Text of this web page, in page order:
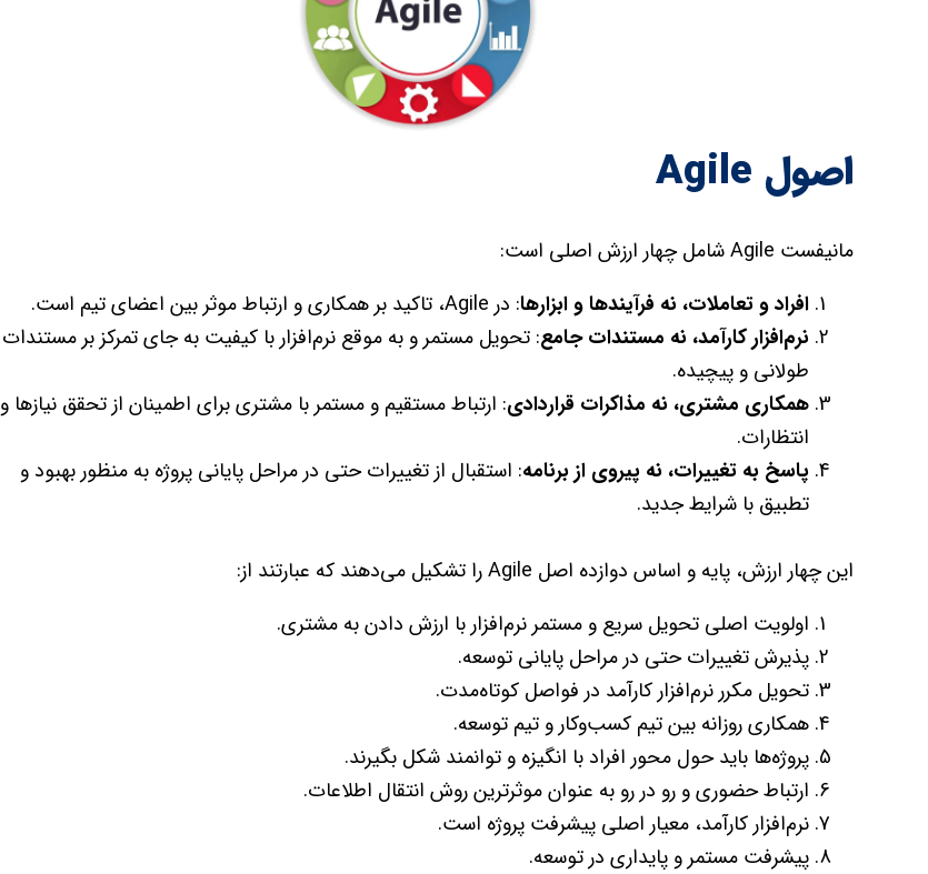
اصول Agile
مانیفست Agile شامل چهار ارزش اصلی است:
افراد و تعاملات، نه فرآیندها و ابزارها: در Agile، تاکید بر همکاری و ارتباط موثر بین اعضای تیم است.
نرم‌افزار کارآمد، نه مستندات جامع: تحویل مستمر و به موقع نرم‌افزار با کیفیت به جای تمرکز بر مستندات
طولانی و پیچیده.
همکاری مشتری، نه مذاکرات قراردادی: ارتباط مستقیم و مستمر با مشتری برای اطمینان از تحقق نیازها و
انتظارات.
پاسخ به تغییرات، نه پیروی از برنامه: استقبال از تغییرات حتی در مراحل پایانی پروژه به منظور بهبود و
تطبیق با شرایط جدید.
این چهار ارزش، پایه و اساس دوازده اصل Agile را تشکیل می‌دهند که عبارتند از:
اولویت اصلی تحویل سریع و مستمر نرم‌افزار با ارزش دادن به مشتری.
پذیرش تغییرات حتی در مراحل پایانی توسعه.
تحویل مکرر نرم‌افزار کارآمد در فواصل کوتاه‌مدت.
همکاری روزانه بین تیم کسب‌وکار و تیم توسعه.
پروژه‌ها باید حول محور افراد با انگیزه و توانمند شکل بگیرند.
ارتباط حضوری و رو در رو به عنوان موثرترین روش انتقال اطلاعات.
نرم‌افزار کارآمد، معیار اصلی پیشرفت پروژه است.
پیشرفت مستمر و پایداری در توسعه.